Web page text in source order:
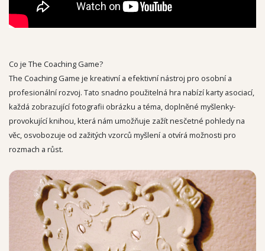
Co je The Coaching Game?
The Coaching Game je kreativní a efektivní nástroj pro osobní a
profesionální rozvoj. Tato snadno použitelná hra nabízí karty asociací,
každá zobrazující fotografii obrázku a téma, doplněné myšlenky-
provokující knihou, která nám umožňuje zažít nesčetné pohledy na
věc, osvobozuje od zažitých vzorců myšlení a otvírá možnosti pro
rozmach a růst.